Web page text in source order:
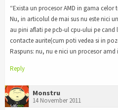
“Exista un procesor AMD in gama celor
Nu, in articolul de mai sus nu este nici
au pini aflati pe pcb-ul cpu-ului pe cand
contacte aurite(cum poti vedea si in
Raspuns: nu, nu e nici un procesor
Reply
Monstru
14 November 2011